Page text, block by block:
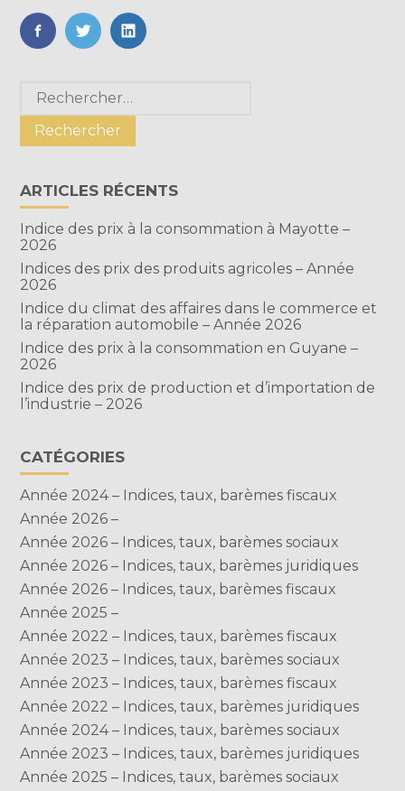
FaceBook
TwitterLinkedIn
Blog
sidebar
Rechercher :
ARTICLES RÉCENTS
Indice des prix à la consommation à Mayotte –
2026
Indices des prix des produits agricoles – Année
2026
Indice du climat des affaires dans le commerce et
la réparation automobile – Année 2026
Indice des prix à la consommation en Guyane –
2026
Indice des prix de production et d’importation de
l’industrie – 2026
CATÉGORIES
Année 2024 – Indices, taux, barèmes fiscaux
Année 2026 –
Année 2026 – Indices, taux, barèmes sociaux
Année 2026 – Indices, taux, barèmes juridiques
Année 2026 – Indices, taux, barèmes fiscaux
Année 2025 –
Année 2022 – Indices, taux, barèmes fiscaux
Année 2023 – Indices, taux, barèmes sociaux
Année 2023 – Indices, taux, barèmes fiscaux
Année 2022 – Indices, taux, barèmes juridiques
Année 2024 – Indices, taux, barèmes sociaux
Année 2023 – Indices, taux, barèmes juridiques
Année 2025 – Indices, taux, barèmes sociaux